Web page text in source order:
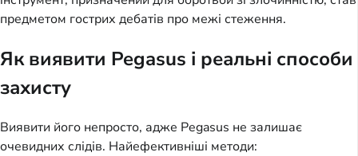
предметом гострих дебатів про межі стеження.
Як виявити Pegasus і реальні способи
захисту
Виявити його непросто, адже Pegasus не залишає
очевидних слідів. Найефективніші методи: